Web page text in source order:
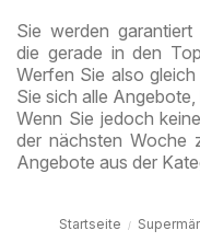
Sie werden garantiert
die gerade in den
Werfen Sie also
Sie sich alle
Wenn Sie jedoch
der nächsten Woche
Angebote aus der
Startseite